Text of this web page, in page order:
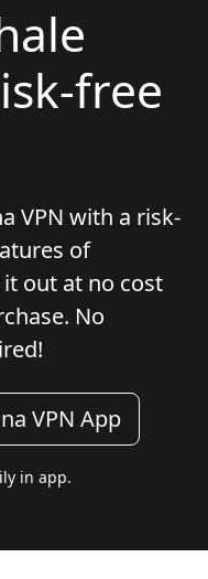
free
VPN with a risk-
of
it out at no cost
No
VPN App
in app.